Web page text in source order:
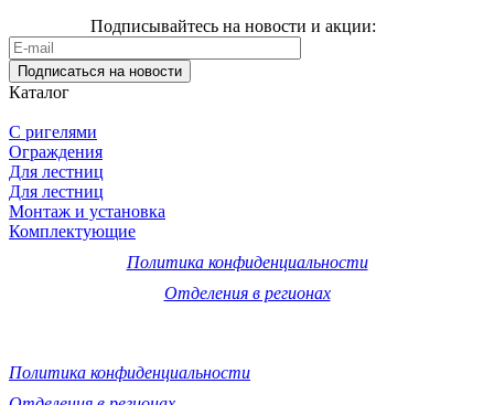
Подписывайтесь на новости и акции:
Подписаться на новости
Каталог
С ригелями
Ограждения
Для лестниц
Для лестниц
Монтаж и установка
Комплектующие
Политика конфиденциальности
Отделения в регионах
Политика конфиденциальности